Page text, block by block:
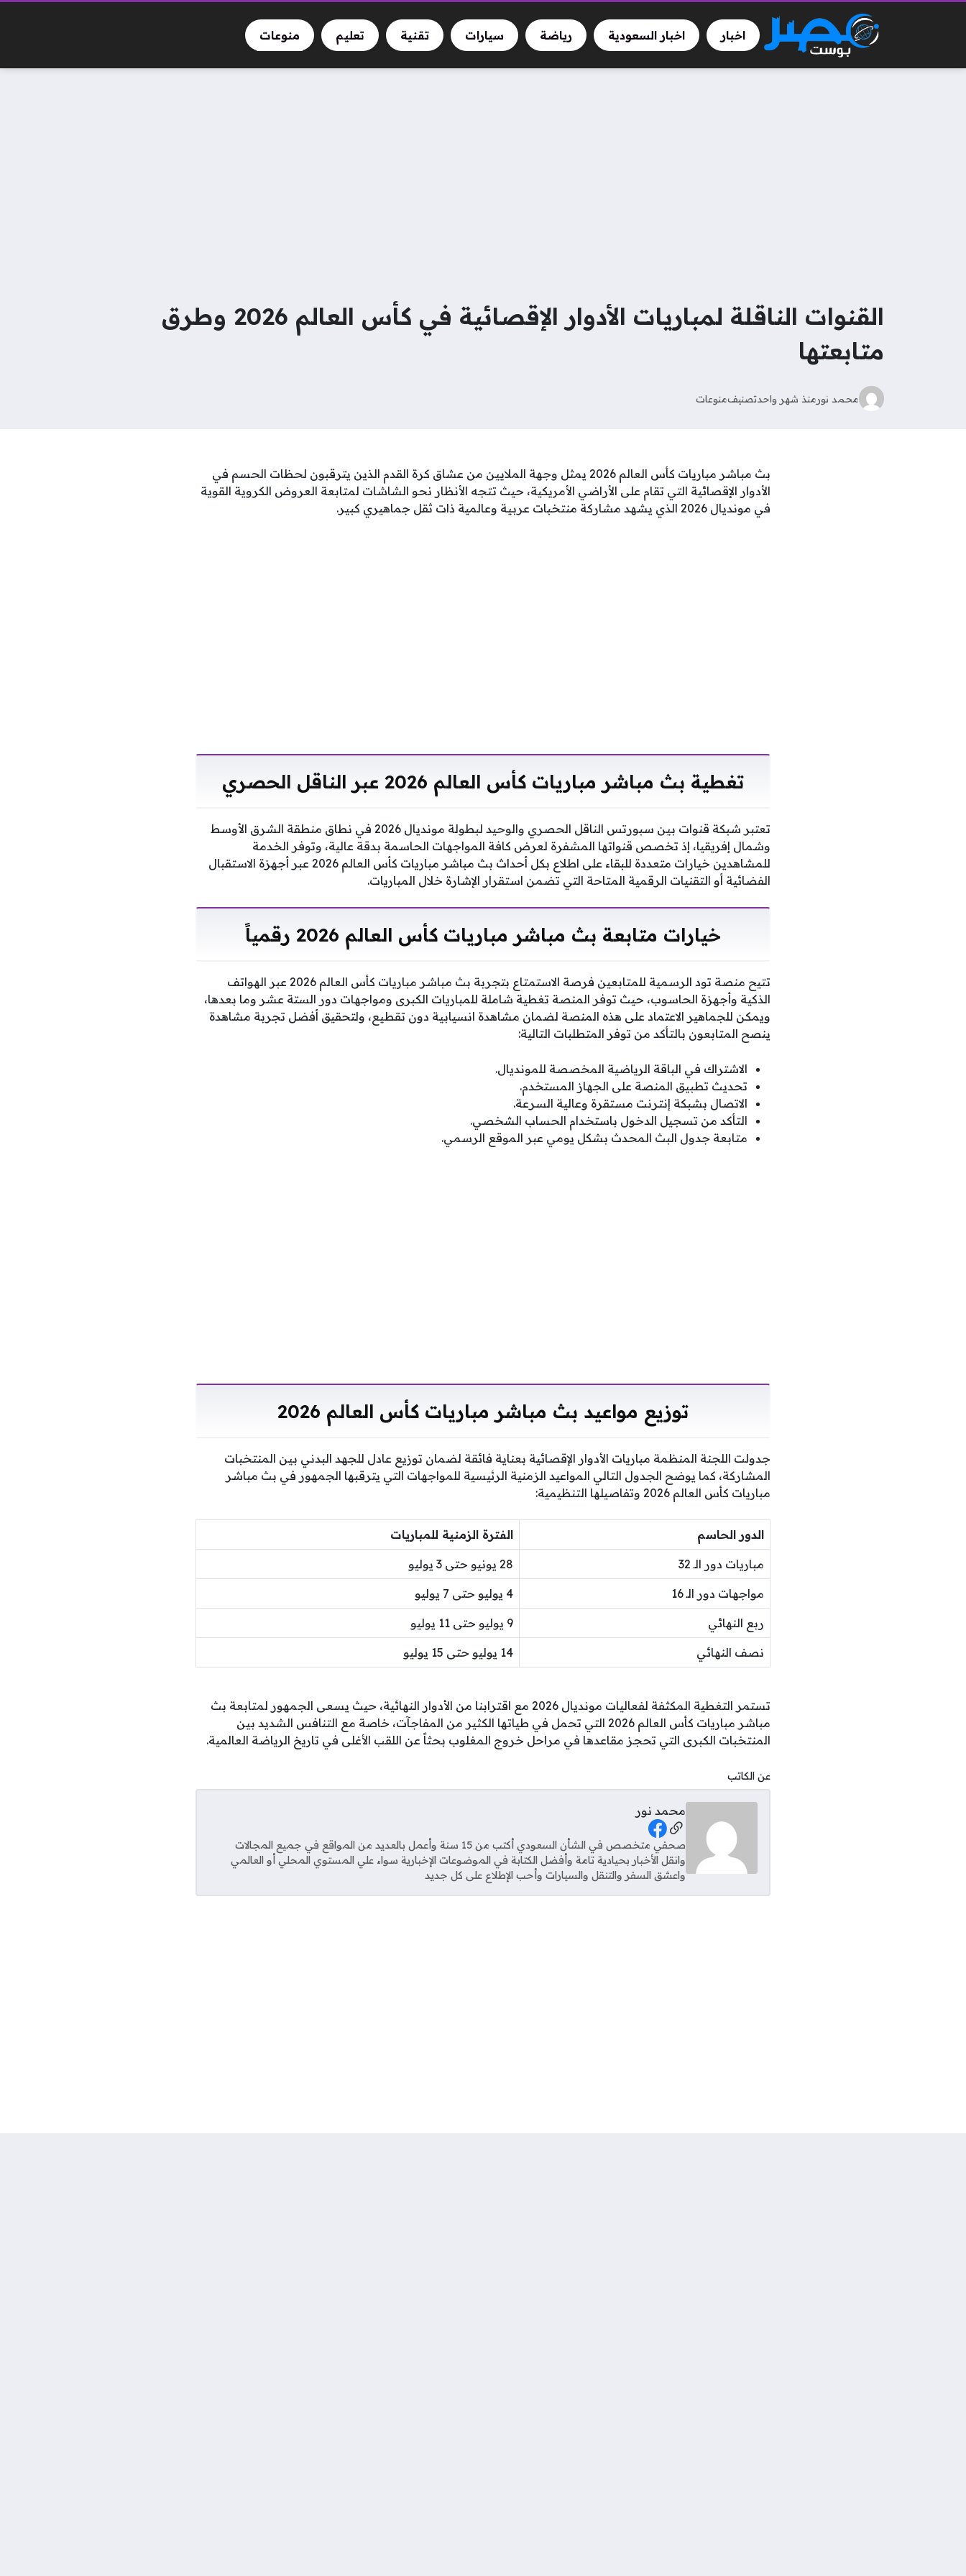
اخبار اخبار السعودية رياضة سيارات تقنية تعليم منوعات
القنوات الناقلة لمباريات الأدوار الإقصائية في كأس العالم 2026 وطرق
متابعتها
محمد نورمنذ شهر واحدتصنيفمنوعات
بث مباشر مباريات كأس العالم 2026 يمثل وجهة الملايين من عشاق كرة القدم الذين يترقبون لحظات الحسم في
الأدوار الإقصائية التي تقام على الأراضي الأمريكية، حيث تتجه الأنظار نحو الشاشات لمتابعة العروض الكروية القوية
في مونديال 2026 الذي يشهد مشاركة منتخبات عربية وعالمية ذات ثقل جماهيري كبير.
تغطية بث مباشر مباريات كأس العالم 2026 عبر الناقل الحصري
تعتبر شبكة قنوات بين سبورتس الناقل الحصري والوحيد لبطولة مونديال 2026 في نطاق منطقة الشرق الأوسط
وشمال إفريقيا، إذ تخصص قنواتها المشفرة لعرض كافة المواجهات الحاسمة بدقة عالية، وتوفر الخدمة
للمشاهدين خيارات متعددة للبقاء على اطلاع بكل أحداث بث مباشر مباريات كأس العالم 2026 عبر أجهزة الاستقبال
الفضائية أو التقنيات الرقمية المتاحة التي تضمن استقرار الإشارة خلال المباريات.
خيارات متابعة بث مباشر مباريات كأس العالم 2026 رقمياً
تتيح منصة تود الرسمية للمتابعين فرصة الاستمتاع بتجربة بث مباشر مباريات كأس العالم 2026 عبر الهواتف
الذكية وأجهزة الحاسوب، حيث توفر المنصة تغطية شاملة للمباريات الكبرى ومواجهات دور الستة عشر وما بعدها،
ويمكن للجماهير الاعتماد على هذه المنصة لضمان مشاهدة انسيابية دون تقطيع، ولتحقيق أفضل تجربة مشاهدة
ينصح المتابعون بالتأكد من توفر المتطلبات التالية:
الاشتراك في الباقة الرياضية المخصصة للمونديال.
تحديث تطبيق المنصة على الجهاز المستخدم.
الاتصال بشبكة إنترنت مستقرة وعالية السرعة.
التأكد من تسجيل الدخول باستخدام الحساب الشخصي.
متابعة جدول البث المحدث بشكل يومي عبر الموقع الرسمي.
توزيع مواعيد بث مباشر مباريات كأس العالم 2026
جدولت اللجنة المنظمة مباريات الأدوار الإقصائية بعناية فائقة لضمان توزيع عادل للجهد البدني بين المنتخبات
المشاركة، كما يوضح الجدول التالي المواعيد الزمنية الرئيسية للمواجهات التي يترقبها الجمهور في بث مباشر
مباريات كأس العالم 2026 وتفاصيلها التنظيمية:
الدور الحاسم الفترة الزمنية للمباريات
مباريات دور الـ 32 28 يونيو حتى 3 يوليو
مواجهات دور الـ 16 4 يوليو حتى 7 يوليو
ربع النهائي 9 يوليو حتى 11 يوليو
نصف النهائي 14 يوليو حتى 15 يوليو
تستمر التغطية المكثفة لفعاليات مونديال 2026 مع اقترابنا من الأدوار النهائية، حيث يسعى الجمهور لمتابعة بث
مباشر مباريات كأس العالم 2026 التي تحمل في طياتها الكثير من المفاجآت، خاصة مع التنافس الشديد بين
المنتخبات الكبرى التي تحجز مقاعدها في مراحل خروج المغلوب بحثاً عن اللقب الأغلى في تاريخ الرياضة العالمية.
عن الكاتب
محمد نور
Social Links
صحفي متخصص في الشأن السعودي أكتب من 15 سنة وأعمل بالعديد من المواقع في جميع المجالات
وانقل الأخبار بحيادية تامة وأفضل الكتابة في الموضوعات الإخبارية سواء علي المستوي المحلي أو العالمي
واعشق السفر والتنقل والسيارات وأحب الإطلاع على كل جديد